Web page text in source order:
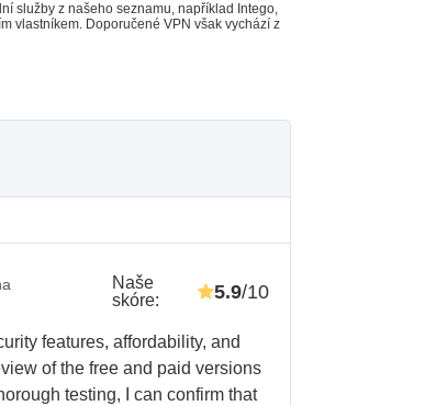
služby z našeho seznamu, například Intego,
vlastníkem. Doporučené VPN však vychází z
Naše
skóre: 5.9/10
features, affordability, and
of the free and paid versions
testing, I can confirm that